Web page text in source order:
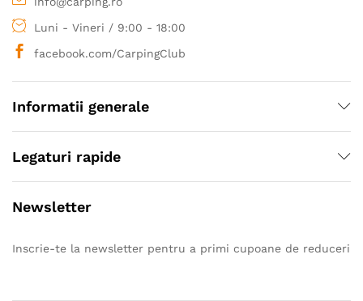
Luni - Vineri / 9:00 - 18:00
facebook.com/CarpingClub
Informatii generale
Legaturi rapide
Newsletter
Inscrie-te la newsletter pentru a primi cupoane de reduceri